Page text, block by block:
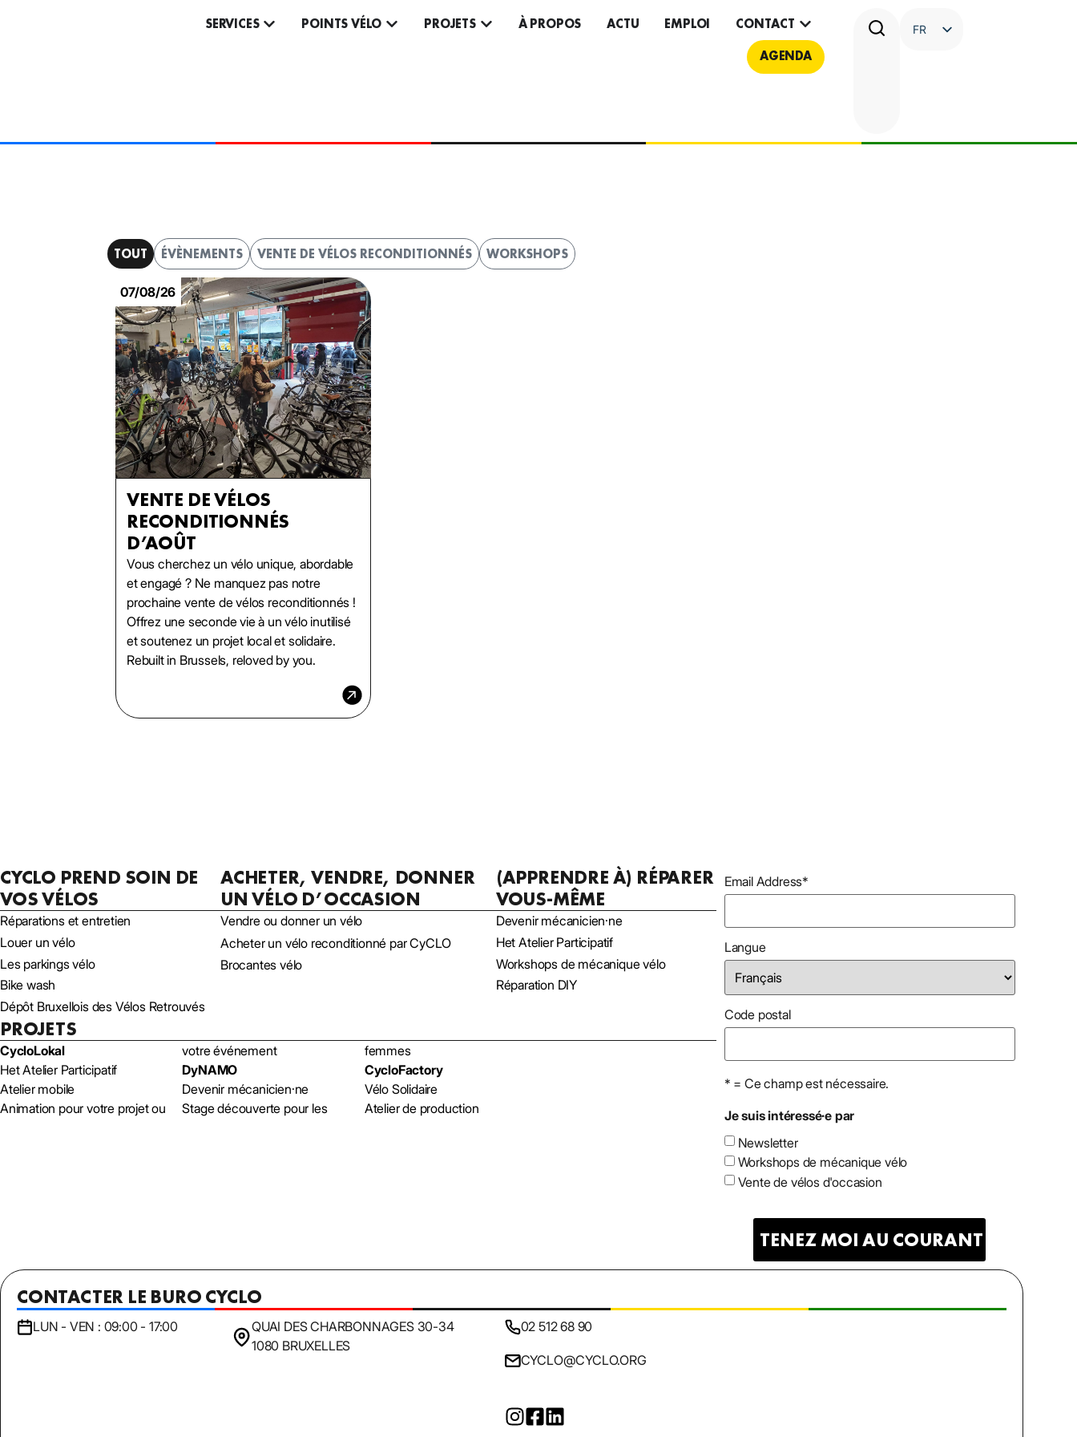
SERVICES POINTS VÉLO PROJETS À PROPOS ACTU EMPLOI
CONTACT
AGENDA
FR
ÉVÈNEMENTS VENTE DE VÉLOS RECONDITIONNÉS WORKSHOPS
TOUT
07/08/26
VENTE DE VÉLOS
RECONDITIONNÉS
D’AOÛT
Vous cherchez un vélo unique, abordable
et engagé ? Ne manquez pas notre
prochaine vente de vélos reconditionnés !
Offrez une seconde vie à un vélo inutilisé
et soutenez un projet local et solidaire.
Rebuilt in Brussels, reloved by you.
CYCLO PREND SOIN DE
VOS VÉLOS
Réparations et entretien
Louer un vélo
Les parkings vélo
Bike wash
Dépôt Bruxellois des Vélos Retrouvés
ACHETER, VENDRE, DONNER
UN VÉLO D’OCCASION
Vendre ou donner un vélo
Acheter un vélo reconditionné par CyCLO
Brocantes vélo
(APPRENDRE À) RÉPARER
VOUS-MÊME
Devenir mécanicien·ne
Het Atelier Participatif
Workshops de mécanique vélo
Réparation DIY
PROJETS
CycloLokal
Het Atelier Participatif
Atelier mobile
Animation pour votre projet ou
votre événement
DyNAMO
Devenir mécanicien·ne
Stage découverte pour les
femmes
CycloFactory
Vélo Solidaire
Atelier de production
Email Address*
Langue
Code postal
* = Ce champ est nécessaire.
Je suis intéressé·e par
Newsletter
Workshops de mécanique vélo
Vente de vélos d'occasion
CONTACTER LE BURO CYCLO
LUN - VEN : 09:00 - 17:00
QUAI DES CHARBONNAGES 30-34
1080 BRUXELLES
02 512 68 90
CYCLO@CYCLO.ORG